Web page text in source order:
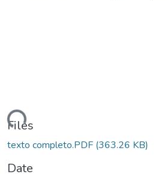
Files
texto completo.PDF (363.26 KB)
Date